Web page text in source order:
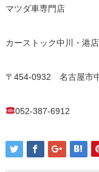
マツダ車専門店
カーストック中川・港店
〒454-0932 名古屋市
052-387-6912